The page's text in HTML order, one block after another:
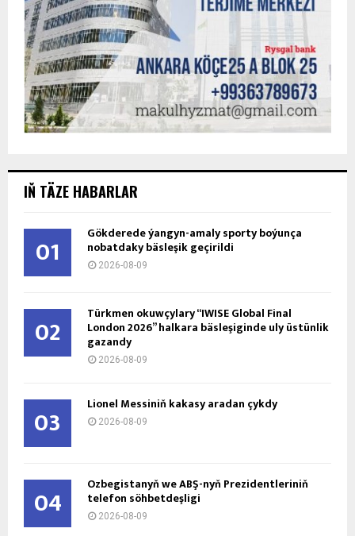
IŇ TÄZE HABARLAR
01 Gökderede ýangyn-amaly sporty boýunça
nobatdaky bäsleşik geçirildi
2026-08-09
02 Türkmen okuwçylary “IWISE Global Final
London 2026” halkara bäsleşiginde uly üstünlik
gazandy
2026-08-09
03 Lionel Messiniň kakasy aradan çykdy
2026-08-09
04 Özbegistanyň we ABŞ-nyň Prezidentleriniň
telefon söhbetdeşligi
2026-08-09